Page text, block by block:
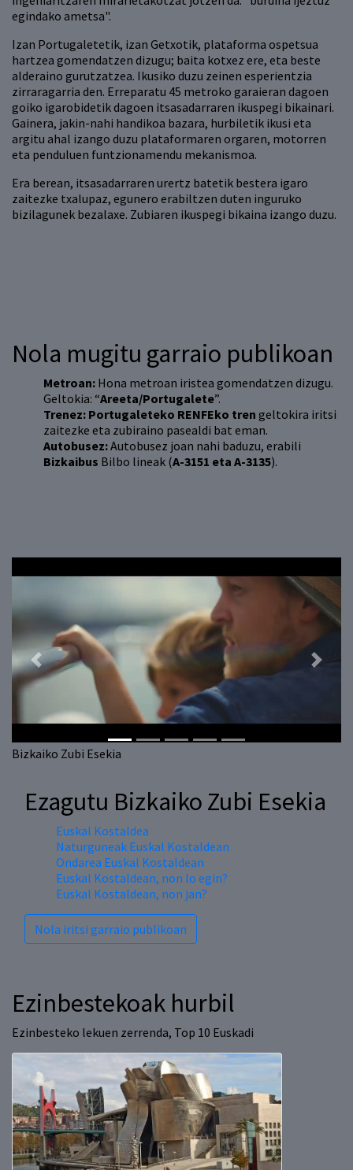
egindako ametsa".
Izan Portugaletetik, izan Getxotik, plataforma ospetsua
hartzea gomendatzen dizugu; baita kotxez ere, eta beste
alderaino gurutzatzea. Ikusiko duzu zeinen esperientzia
zirraragarria den. Erreparatu 45 metroko garaieran dagoen
goiko igarobidetik dagoen itsasadarraren ikuspegi bikainari.
Gainera, jakin-nahi handikoa bazara, hurbiletik ikusi eta
argitu ahal izango duzu plataformaren orgaren, motorren
eta penduluen funtzionamendu mekanismoa.
Era berean, itsasadarraren urertz batetik bestera igaro
zaitezke txalupaz, egunero erabiltzen duten inguruko
bizilagunek bezalaxe. Zubiaren ikuspegi bikaina izango duzu.
Nola mugitu garraio publikoan
Metroan: Hona metroan iristea gomendatzen dizugu.
Geltokia: “Areeta/Portugalete”.
Trenez: Portugaleteko RENFEko tren geltokira iritsi
zaitezke eta zubiraino pasealdi bat eman.
Autobusez:Autobusez joan nahi baduzu, erabili
Bizkaibus Bilbo lineak (A-3151 eta A-3135).
Bizkaiko Zubi Esekia
Previous Next
Ezagutu Bizkaiko Zubi Esekia
Euskal Kostaldea
Naturguneak Euskal Kostaldean
Ondarea Euskal Kostaldean
Euskal Kostaldean, non lo egin?
Euskal Kostaldean, non jan?
Nola iritsi garraio publikoan
Ezinbestekoak hurbil
Ezinbesteko lekuen zerrenda, Top 10 Euskadi